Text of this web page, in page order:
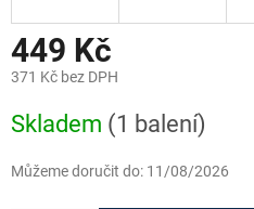
449 Kč
371 Kč bez DPH
cena:
Skladem (1 balení)
Můžeme doručit do: 11/08/2026